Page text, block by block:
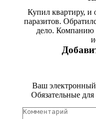
Купил квартиру, и
паразитов.
дело. Компанию
Ваш электронный
Обязательные
Комментарий